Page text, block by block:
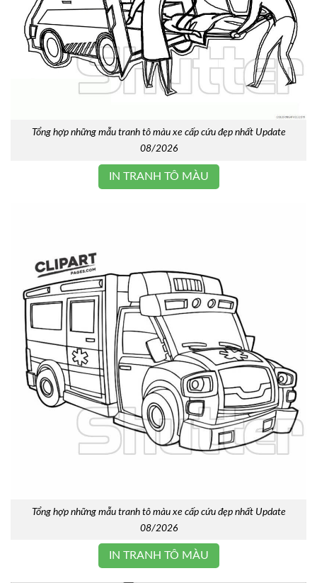
Tổng hợp những mẫu tranh tô màu xe cấp cứu đẹp nhất Update
08/2026
IN TRANH TÔ MÀU
Tổng hợp những mẫu tranh tô màu xe cấp cứu đẹp nhất Update
08/2026
IN TRANH TÔ MÀU